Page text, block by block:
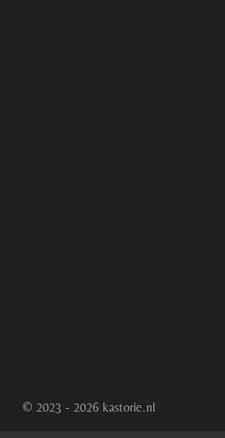
© 2023 - 2026 kastorie.nl